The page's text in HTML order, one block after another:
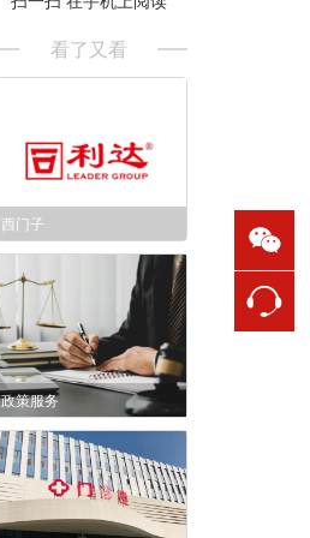
看了又看
西门子
政策服务